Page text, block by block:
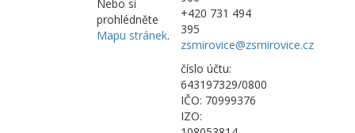
Nebo si
prohlédněte
Mapu stránek.
+420 731 494
395
zsmirovice@zsmirovice.cz
číslo účtu:
643197329/0800
IČO: 70999376
IZO: